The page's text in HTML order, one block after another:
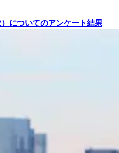
についてのアンケート結果